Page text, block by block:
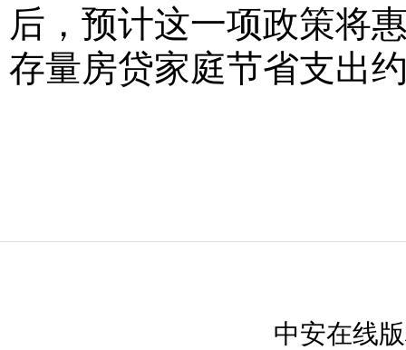
后，预计这一项政策将
存量房贷家庭节省支出
中安在线